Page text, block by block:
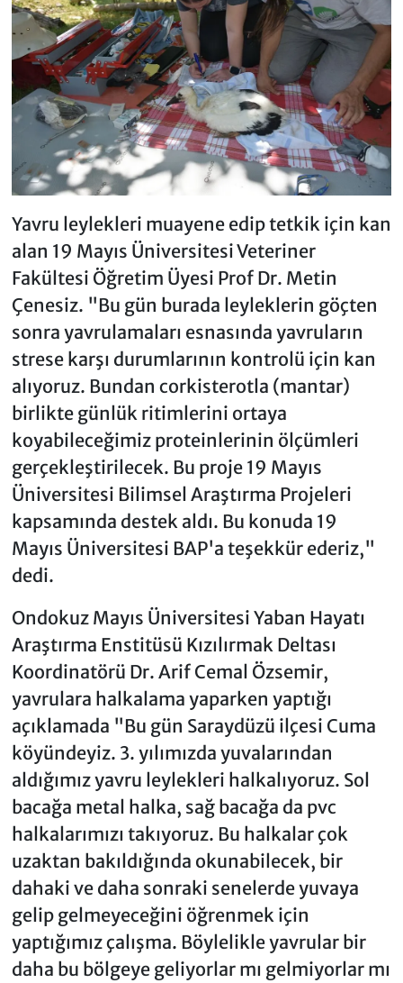
Yavru leylekleri muayene edip tetkik için kan
alan 19 Mayıs Üniversitesi Veteriner
Fakültesi Öğretim Üyesi Prof Dr. Metin
Çenesiz. "Bu gün burada leyleklerin göçten
sonra yavrulamaları esnasında yavruların
strese karşı durumlarının kontrolü için kan
alıyoruz. Bundan corkisterotla (mantar)
birlikte günlük ritimlerini ortaya
koyabileceğimiz proteinlerinin ölçümleri
gerçekleştirilecek. Bu proje 19 Mayıs
Üniversitesi Bilimsel Araştırma Projeleri
kapsamında destek aldı. Bu konuda 19
Mayıs Üniversitesi BAP'a teşekkür ederiz,"
dedi.
Ondokuz Mayıs Üniversitesi Yaban Hayatı
Araştırma Enstitüsü Kızılırmak Deltası
Koordinatörü Dr. Arif Cemal Özsemir,
yavrulara halkalama yaparken yaptığı
açıklamada "Bu gün Saraydüzü ilçesi Cuma
köyündeyiz. 3. yılımızda yuvalarından
aldığımız yavru leylekleri halkalıyoruz. Sol
bacağa metal halka, sağ bacağa da pvc
halkalarımızı takıyoruz. Bu halkalar çok
uzaktan bakıldığında okunabilecek, bir
dahaki ve daha sonraki senelerde yuvaya
gelip gelmeyeceğini öğrenmek için
yaptığımız çalışma. Böylelikle yavrular bir
daha bu bölgeye geliyorlar mı gelmiyorlar mı